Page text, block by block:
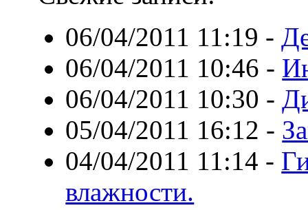
06/04/2011 11:19 -
06/04/2011 10:46 -
06/04/2011 10:30 -
05/04/2011 16:12 -
04/04/2011 11:14 -
влажности.